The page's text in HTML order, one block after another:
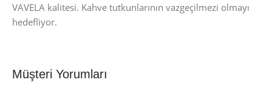
VAVELA kalitesi. Kahve tutkunlarının vazgeçilmezi olmayı
hedefliyor.
Müşteri Yorumları